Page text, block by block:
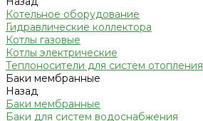
Котельное оборудование
Гидравлические коллектора
Котлы газовые
Котлы электрические
Теплоносители для систем отопления
Баки мембранные
Назад
Баки мембранные
Баки для систем водоснабжения